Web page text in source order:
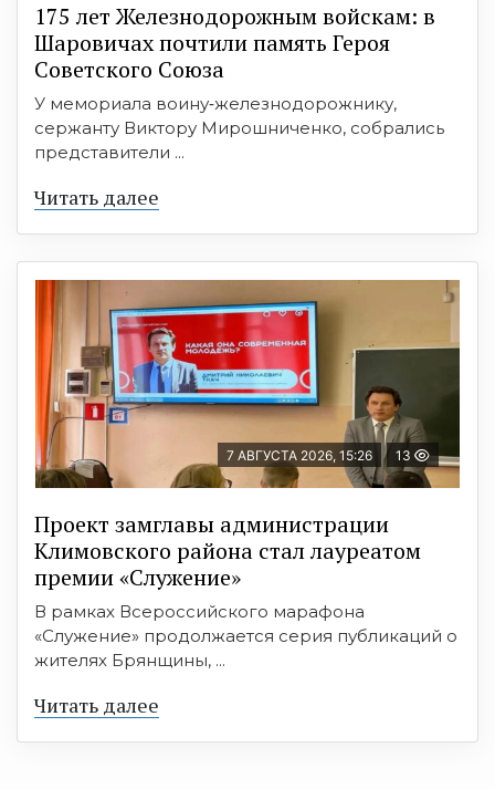
175 лет Железнодорожным войскам: в
Шаровичах почтили память Героя
Советского Союза
У мемориала воину‑железнодорожнику,
сержанту Виктору Мирошниченко, собрались
представители ...
Читать далее
7 АВГУСТА 2026, 15:26 13
Проект замглавы администрации
Климовского района стал лауреатом
премии «Служение»
В рамках Всероссийского марафона
«Служение» продолжается серия публикаций о
жителях Брянщины, ...
Читать далее